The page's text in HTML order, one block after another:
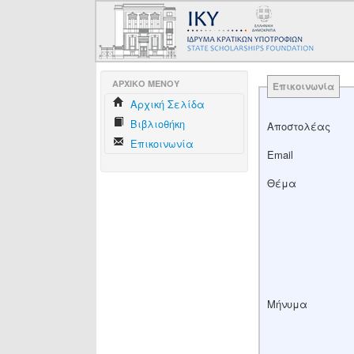
AΡΧΙΚΟ ΜΕΝΟΥ
Aρχική Σελίδα
Βιβλιοθήκη
Επικοινωνία
Επικοινωνία
Αποστολέας
Email
Θέμα
Μήνυμα